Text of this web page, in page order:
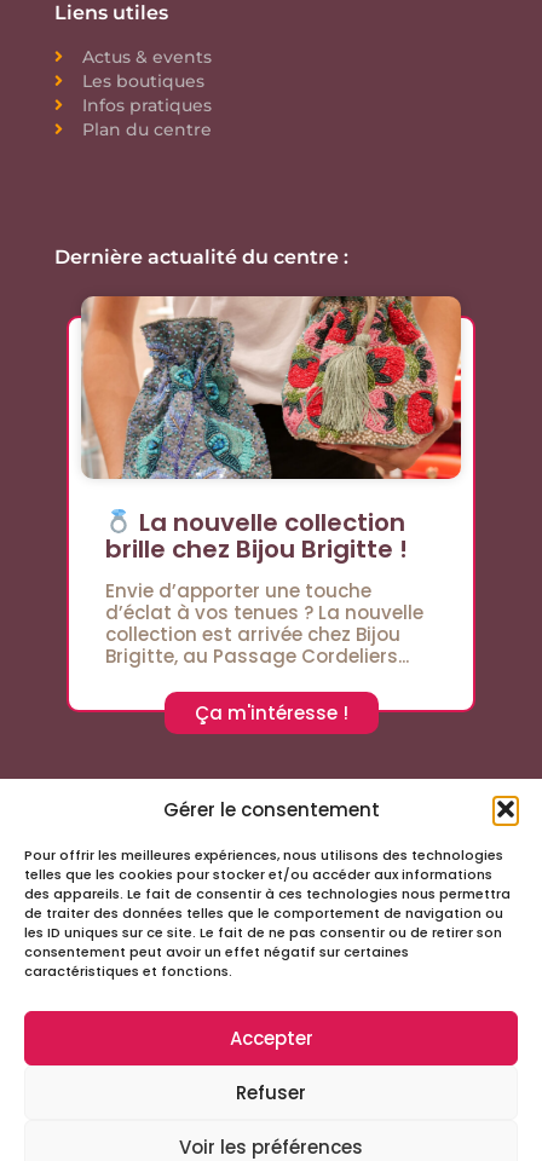
Gérer le consentement
Pour offrir les meilleures expériences, nous utilisons des technologies
telles que les cookies pour stocker et/ou accéder aux informations
des appareils. Le fait de consentir à ces technologies nous permettra
de traiter des données telles que le comportement de navigation ou
les ID uniques sur ce site. Le fait de ne pas consentir ou de retirer son
consentement peut avoir un effet négatif sur certaines
caractéristiques et fonctions.
Accepter
Refuser
Voir les préférences
Liens utiles
Actus & events
Les boutiques
Infos pratiques
Plan du centre
Dernière actualité du centre :
La nouvelle collection
brille chez Bijou Brigitte !
Envie d’apporter une touche
d’éclat à vos tenues ? La nouvelle
collection est arrivée chez Bijou
Brigitte, au Passage Cordeliers...
Ça m'intéresse !
Suivez-nous sur les réseaux sociaux
Infos
Site réalisé avec
par la sociétéMiloctav